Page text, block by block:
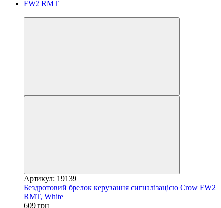
Артикул: 19139
Бездротовий брелок керування сигналізацією Crow FW2
RMT, White
609 грн